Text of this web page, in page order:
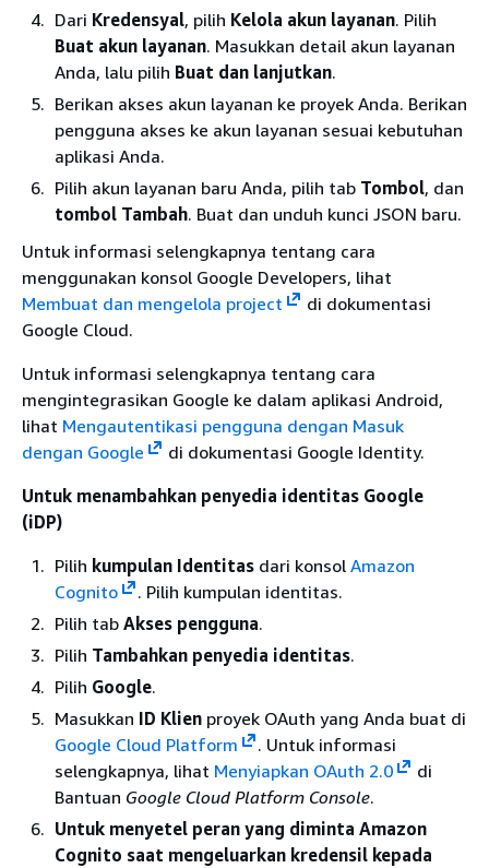
Dari Kredensyal, pilih Kelola akun layanan. Pilih
Buat akun layanan. Masukkan detail akun layanan
Anda, lalu pilih Buat dan lanjutkan.
Berikan akses akun layanan ke proyek Anda. Berikan
pengguna akses ke akun layanan sesuai kebutuhan
aplikasi Anda.
Pilih akun layanan baru Anda, pilih tab Tombol, dan
tombol Tambah. Buat dan unduh kunci JSON baru.
Untuk informasi selengkapnya tentang cara
menggunakan konsol Google Developers, lihat
Membuat dan mengelola project
di dokumentasi
Google Cloud.
Untuk informasi selengkapnya tentang cara
mengintegrasikan Google ke dalam aplikasi Android,
lihat Mengautentikasi pengguna dengan Masuk
dengan Google
di dokumentasi Google Identity.
Untuk menambahkan penyedia identitas Google
(iDP)
Pilih kumpulan Identitas dari konsol Amazon
Cognito
. Pilih kumpulan identitas.
Pilih tab Akses pengguna.
Pilih Tambahkan penyedia identitas.
Pilih Google.
Masukkan ID Klien proyek OAuth yang Anda buat di
Google Cloud Platform
. Untuk informasi
selengkapnya, lihat Menyiapkan OAuth 2.0
di
Bantuan Google Cloud Platform Console.
Untuk menyetel peran yang diminta Amazon
Cognito saat mengeluarkan kredensil kepada